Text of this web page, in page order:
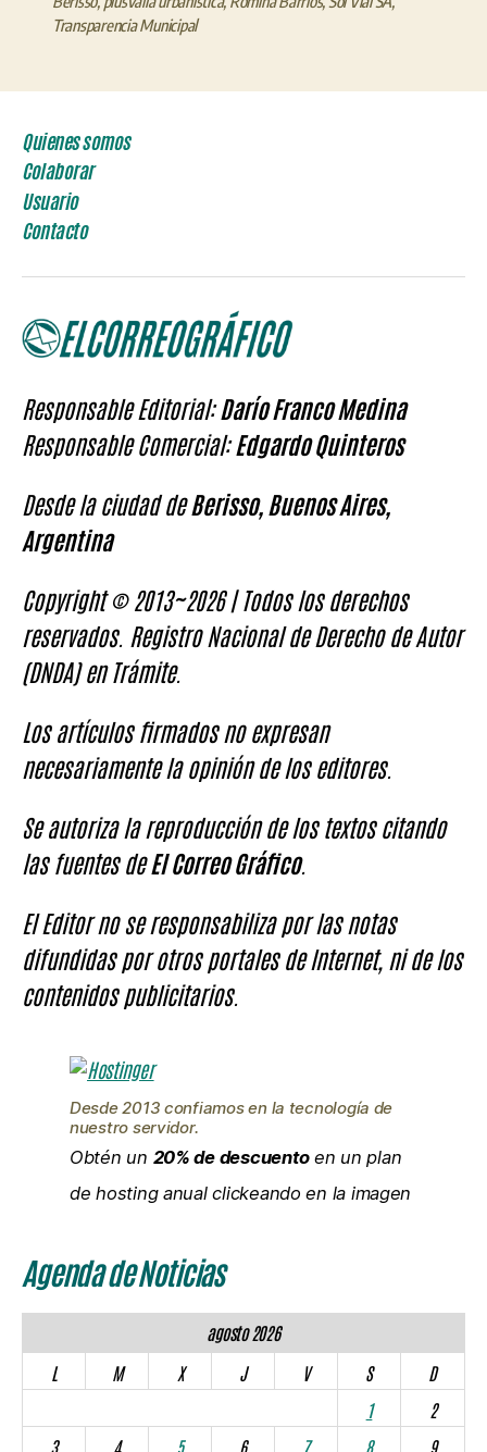
Transparencia Municipal
Quienes somos
Colaborar
Usuario
Contacto
Responsable Editorial:Darío Franco Medina
Responsable Comercial:Edgardo Quinteros
Desde la ciudad deBerisso, Buenos Aires,
Argentina
Copyright © 2013~2026 | Todos los derechos
reservados. Registro Nacional de Derecho de Autor
(DNDA) en Trámite.
Los artículos firmados no expresan
necesariamente la opinión de los editores.
Se autoriza la reproducción de los textos citando
las fuentes deEl Correo Gráfico.
El Editor no se responsabiliza por las notas
difundidas por otros portales de Internet, ni de los
contenidos publicitarios.
Desde 2013 confiamos en la tecnología de
nuestro servidor.
Obtén un 20% de descuentoen un plan
de hosting anual clickeando en la imagen
Agenda de Noticias
agosto 2026
L
M X J V S
D
1
2
3
4 5 6 7 8
9